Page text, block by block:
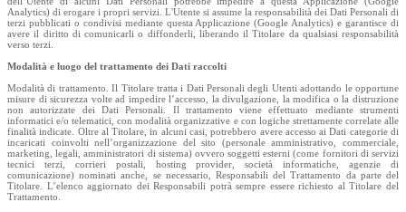
Analytics) di erogare i propri servizi. L'Utente si assume la responsabilità dei Dati Personali di
terzi pubblicati o condivisi mediante questa Applicazione (Google Analytics) e garantisce di
avere il diritto di comunicarli o diffonderli, liberando il Titolare da qualsiasi responsabilità
verso terzi.
Modalità e luogo del trattamento dei Dati raccolti
Modalità di trattamento. Il Titolare tratta i Dati Personali degli Utenti adottando le opportune
misure di sicurezza volte ad impedire l’accesso, la divulgazione, la modifica o la distruzione
non autorizzate dei Dati Personali. Il trattamento viene effettuato mediante strumenti
informatici e/o telematici, con modalità organizzative e con logiche strettamente correlate alle
finalità indicate. Oltre al Titolare, in alcuni casi, potrebbero avere accesso ai Dati categorie di
incaricati coinvolti nell’organizzazione del sito (personale amministrativo, commerciale,
marketing, legali, amministratori di sistema) ovvero soggetti esterni (come fornitori di servizi
tecnici terzi, corrieri postali, hosting provider, società informatiche, agenzie di
comunicazione) nominati anche, se necessario, Responsabili del Trattamento da parte del
Titolare. L’elenco aggiornato dei Responsabili potrà sempre essere richiesto al Titolare del
Trattamento.